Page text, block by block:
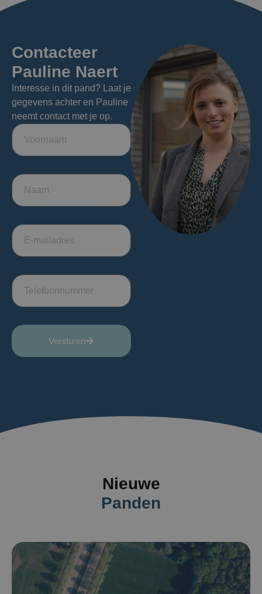
Contacteer
Pauline Naert
Interesse in dit pand? Laat je
gegevens achter en Pauline
neemt contact met je op.
Versturen
Nieuwe
Panden